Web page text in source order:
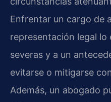
Enfrentar un cargo de
representación legal lo
severas y a un
evitarse o mitigarse
Además, un abogado